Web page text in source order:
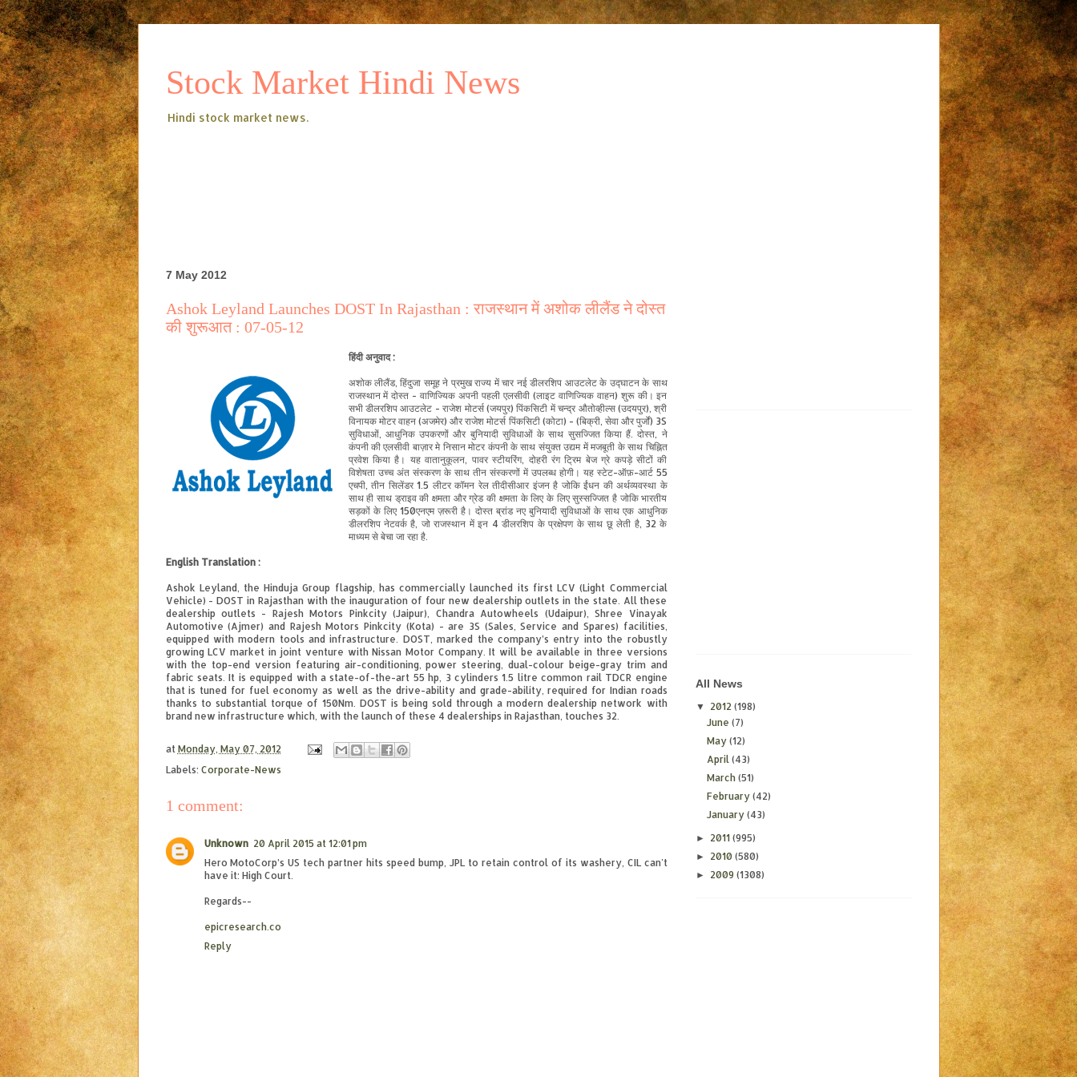
Stock Market Hindi News
Hindi stock market news.
7 May 2012
Ashok Leyland Launches DOST In Rajasthan : राजस्थान में अशोक लीलैंड ने दोस्त
की शुरूआत : 07-05-12
हिंदी अनुवाद :
अशोक लीलैंड, हिंदुजा समूह ने प्रमुख राज्य में चार नई डीलरशिप आउटलेट के उद्घाटन के साथ
राजस्थान में दोस्त - वाणिज्यिक अपनी पहली एलसीवी (लाइट वाणिज्यिक वाहन) शुरू की। इन
सभी डीलरशिप आउटलेट - राजेश मोटर्स (जयपुर) पिंकसिटी में चन्द्र औतोव्हील्स (उदयपुर), श्री
विनायक मोटर वाहन (अजमेर) और राजेश मोटर्स पिंकसिटी (कोटा) - (बिक्री, सेवा और पुर्जों) 3S
सुविधाओं, आधुनिक उपकरणों और बुनियादी सुविधाओं के साथ सुसज्जित किया हैं. दोस्त, ने
कंपनी की एलसीवी बाज़ार मे निसान मोटर कंपनी के साथ संयुक्त उद्यम में मजबूती के साथ चिह्नित
प्रवेश किया है। यह वातानुकूलन, पावर स्टीयरिंग, दोहरी रंग ट्रिम बेज ग्रे कपड़े सीटों की
विशेषता उच्च अंत संस्करण के साथ तीन संस्करणों में उपलब्ध होगी। यह स्टेट-ऑफ़-आर्ट 55
एचपी, तीन सिलेंडर 1.5 लीटर कॉमन रेल तीदीसीआर इंजन है जोकि ईंधन की अर्थव्यवस्था के
साथ ही साथ ड्राइव की क्षमता और ग्रेड की क्षमता के लिए के लिए सुस्सज्जित है जोकि भारतीय
सड़कों के लिए 150एनएम ज़रूरी है। दोस्त ब्रांड नए बुनियादी सुविधाओं के साथ एक आधुनिक
डीलरशिप नेटवर्क है, जो राजस्थान में इन 4 डीलरशिप के प्रक्षेपण के साथ छू लेती है, 32 के
माध्यम से बेचा जा रहा है.
English Translation :
Ashok Leyland, the Hinduja Group flagship, has commercially launched its first LCV (Light Commercial
Vehicle) - DOST in Rajasthan with the inauguration of four new dealership outlets in the state. All these
dealership outlets - Rajesh Motors Pinkcity (Jaipur), Chandra Autowheels (Udaipur), Shree Vinayak
Automotive (Ajmer) and Rajesh Motors Pinkcity (Kota) - are 3S (Sales, Service and Spares) facilities,
equipped with modern tools and infrastructure. DOST, marked the company’s entry into the robustly
growing LCV market in joint venture with Nissan Motor Company. It will be available in three versions
with the top-end version featuring air-conditioning, power steering, dual-colour beige-gray trim and
fabric seats. It is equipped with a state-of-the-art 55 hp, 3 cylinders 1.5 litre common rail TDCR engine
that is tuned for fuel economy as well as the drive-ability and grade-ability, required for Indian roads
thanks to substantial torque of 150Nm. DOST is being sold through a modern dealership network with
brand new infrastructure which, with the launch of these 4 dealerships in Rajasthan, touches 32.
at Monday, May 07, 2012
Labels: Corporate-News
1 comment:
Unknown 20 April 2015 at 12:01 pm
Hero MotoCorp’s US tech partner hits speed bump, JPL to retain control of its washery, CIL can't
have it: High Court.
Regards--
epicresearch.co
Reply
All News
▼ 2012 (198)
June (7)
May (12)
April (43)
March (51)
February (42)
January (43)
► 2011 (995)
► 2010 (580)
► 2009 (1308)